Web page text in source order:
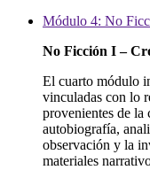
Módulo 4: No
No Ficción I –
El cuarto módulo
vinculadas con lo
provenientes de
autobiografía,
observación y la
materiales